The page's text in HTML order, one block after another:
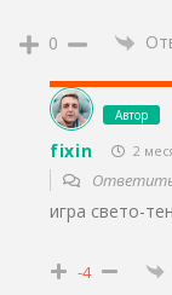
0
Автор
fixin 2
игра свето-
-4